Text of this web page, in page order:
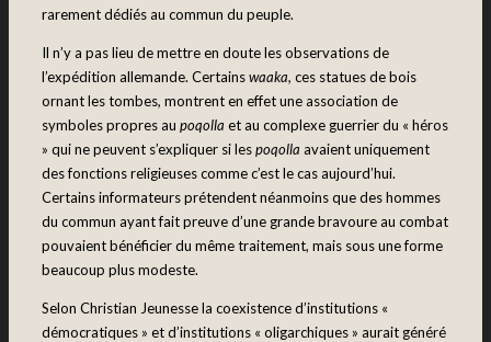
rarement dédiés au commun du peuple.
Il n’y a pas lieu de mettre en doute les observations de
l’expédition allemande. Certainswaaka, ces statues de bois
ornant les tombes, montrent en effet une association de
symboles propres au poqolla et au complexe guerrier du « héros
» qui ne peuvent s’expliquer si lespoqolla avaient uniquement
des fonctions religieuses comme c’est le cas aujourd’hui.
Certains informateurs prétendent néanmoins que des hommes
du commun ayant fait preuve d’une grande bravoure au combat
pouvaient bénéficier du même traitement, mais sous une forme
beaucoup plus modeste.
Selon Christian Jeunesse la coexistence d’institutions «
démocratiques » et d’institutions « oligarchiques » aurait généré